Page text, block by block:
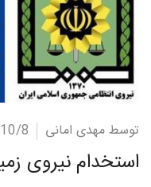
توسط مهدی امانی 8
استخدام نیروی